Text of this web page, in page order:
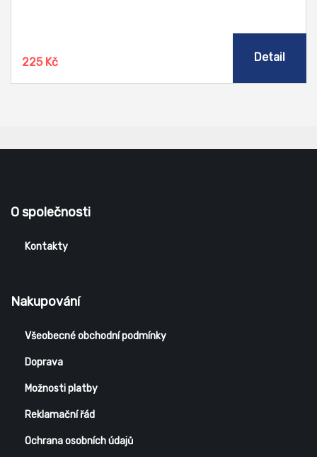
225 Kč Detail
O společnosti
Kontakty
Nakupování
Všeobecné obchodní podmínky
Doprava
Možnosti platby
Reklamační řád
Ochrana osobních údajů